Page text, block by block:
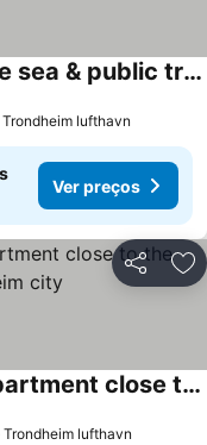
Modern 3-story house by the sea & public transport
lufthavn
Ver preços
Partilhar
Welcoming to 3-bedroom apartment close to the Airport and Trondheim city
Trondheim lufthavn